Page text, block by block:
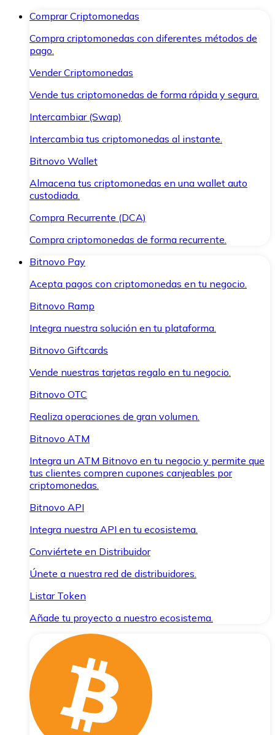
Comprar Criptomonedas
Compra criptomonedas con diferentes métodos de
pago.
Vender Criptomonedas
Vende tus criptomonedas de forma rápida y segura.
Intercambiar (Swap)
Intercambia tus criptomonedas al instante.
Bitnovo Wallet
Almacena tus criptomonedas en una wallet auto
custodiada.
Compra Recurrente (DCA)
Compra criptomonedas de forma recurrente.
Bitnovo Pay
Acepta pagos con criptomonedas en tu negocio.
Bitnovo Ramp
Integra nuestra solución en tu plataforma.
Bitnovo Giftcards
Vende nuestras tarjetas regalo en tu negocio.
Bitnovo OTC
Realiza operaciones de gran volumen.
Bitnovo ATM
Integra un ATM Bitnovo en tu negocio y permite que
tus clientes compren cupones canjeables por
criptomonedas.
Bitnovo API
Integra nuestra API en tu ecosistema.
Conviértete en Distribuidor
Únete a nuestra red de distribuidores.
Listar Token
Añade tu proyecto a nuestro ecosistema.